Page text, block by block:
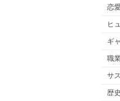
恋
ヒ
ギ
職
サ
歴